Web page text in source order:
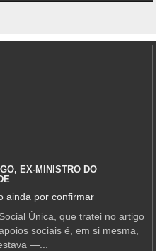
EX-MINISTRO DO
ainda por confirmar
Única, que tratei no artigo
sociais é, em si mesma,
—...